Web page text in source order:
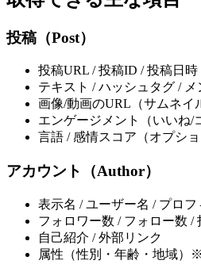
投稿（Post）
投稿URL / 投稿ID / 投稿日時
テキスト / ハッシュタグ / メ
画像/動画のURL（サムネイ
エンゲージメント（いいね/
言語 / 感情スコア（オプショ
アカウント（Author）
表示名 / ユーザー名 / プロ
フォロワー数 / フォロー数 /
自己紹介 / 外部リンク
属性（性別・年齢・地域）